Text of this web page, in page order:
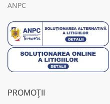
ANPC
PROMOȚII